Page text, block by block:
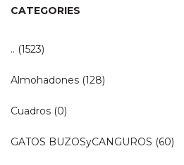
CATEGORIES
.. (1523)
Almohadones (128)
Cuadros (0)
GATOS BUZOSyCANGUROS (60)